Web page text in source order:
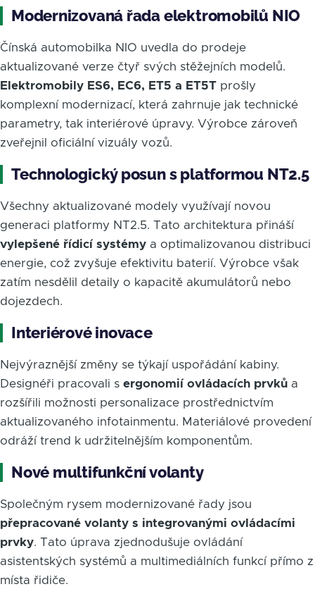
Modernizovaná řada elektromobilů NIO
Čínská automobilka NIO uvedla do prodeje
aktualizované verze čtyř svých stěžejních modelů.
Elektromobily ES6, EC6, ET5 a ET5T prošly
komplexní modernizací, která zahrnuje jak technické
parametry, tak interiérové úpravy. Výrobce zároveň
zveřejnil oficiální vizuály vozů.
Technologický posun s platformou NT2.5
Všechny aktualizované modely využívají novou
generaci platformy NT2.5. Tato architektura přináší
vylepšené řídicí systémy a optimalizovanou distribuci
energie, což zvyšuje efektivitu baterií. Výrobce však
zatím nesdělil detaily o kapacitě akumulátorů nebo
dojezdech.
Interiérové inovace
Nejvýraznější změny se týkají uspořádání kabiny.
Designéři pracovali s ergonomií ovládacích prvků a
rozšířili možnosti personalizace prostřednictvím
aktualizovaného infotainmentu. Materiálové provedení
odráží trend k udržitelnějším komponentům.
Nové multifunkční volanty
Společným rysem modernizované řady jsou
přepracované volanty s integrovanými ovládacími
prvky. Tato úprava zjednodušuje ovládání
asistentských systémů a multimediálních funkcí přímo z
místa řidiče.